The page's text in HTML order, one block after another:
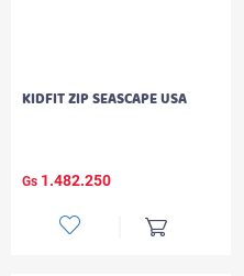
KIDFIT ZIP SEASCAPE USA
Gs 1.482.250